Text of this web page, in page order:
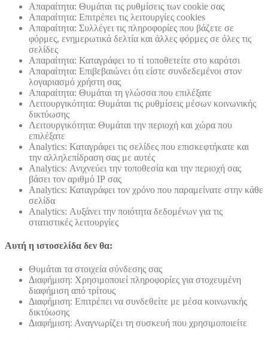
Απαραίτητα: Θυμάται τις ρυθμίσεις των cookie σας
Απαραίτητα: Επιτρέπει τις λειτουργίες cookies
Απαραίτητα: Συλλέγει τις πληροφορίες που βάζετε σε
φόρμες, ενημερωτικά δελτία και άλλες φόρμες σε όλες τις
σελίδες
Απαραίτητα: Καταγράφει το τί τοποθετείτε στο καρότσι
Απαραίτητα: Επιβεβαιώνει ότι είστε συνδεδεμένοι στον
λογαριασμό χρήστη σας
Απαραίτητα: Θυμάται τη γλώσσα που επιλέξατε
Λειτουργικότητα: Θυμάται τις ρυθμίσεις μέσων κοινωνικής
δικτύωσης
Λειτουργικότητα: Θυμάται την περιοχή και χώρα που
επιλέξατε
Analytics: Καταγράφει τις σελίδες που επισκεφτήκατε και
την αλληλεπίδραση σας με αυτές
Analytics: Ανιχνεύει την τοποθεσία και την περιοχή σας
βάσει τον αριθμό ΙΡ σας
Analytics: Καταγράφει τον χρόνο που παραμείνατε στην κάθε
σελίδα
Analytics: Αυξάνει την ποιότητα δεδομένων για τις
στατιστικές λειτουργίες
Αυτή η ιστοσελίδα δεν θα:
Θυμάται τα στοιχεία σύνδεσης σας
Διαφήμιση: Χρησιμοποιεί πληροφορίες για στοχευμένη
διαφήμιση από τρίτους
Διαφήμιση: Επιτρέπει να συνδεθείτε με μέσα κοινωνικής
δικτύωσης
Διαφήμιση: Αναγνωρίζει τη συσκευή που χρησιμοποιείτε